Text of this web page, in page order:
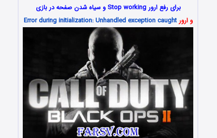
برای رفع ارور Stop working و سیاه شدن صفحه در بازی
و ارورError during initialization: Unhandled exception caught